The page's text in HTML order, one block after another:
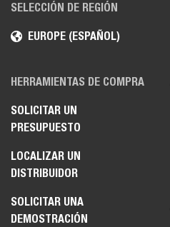
SELECCIÓN DE REGIÓN
EUROPE (ESPAÑOL)
HERRAMIENTAS DE COMPRA
SOLICITAR UN
PRESUPUESTO
LOCALIZAR UN
DISTRIBUIDOR
SOLICITAR UNA
DEMOSTRACIÓN